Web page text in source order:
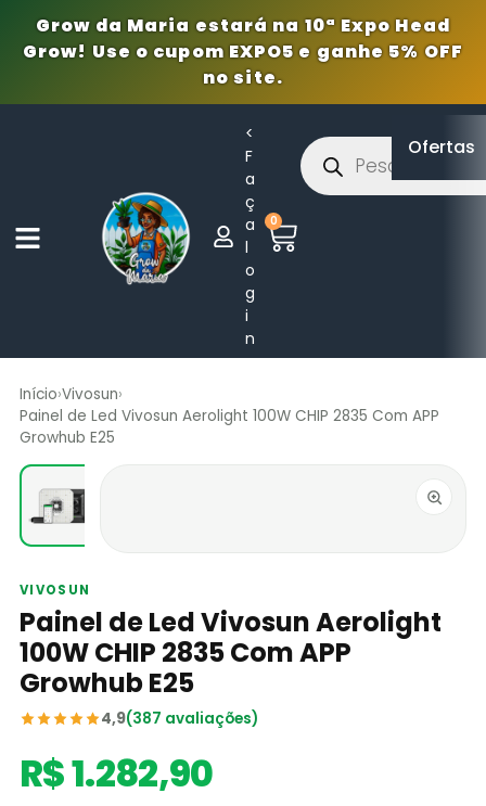
Grow da Maria estará na 10ª Expo Head
Grow! Use o cupom EXPO5 e ganhe 5% OFF
no site.
<
F
a
ç
a
l
o
g
i
n
0
Ofertas
Início›Vivosun›
Painel de Led Vivosun Aerolight 100W CHIP 2835 Com APP
Growhub E25
VIVOSUN
Painel de Led Vivosun Aerolight
100W CHIP 2835 Com APP
Growhub E25
4,9(387 avaliações)
R$ 1.282,90